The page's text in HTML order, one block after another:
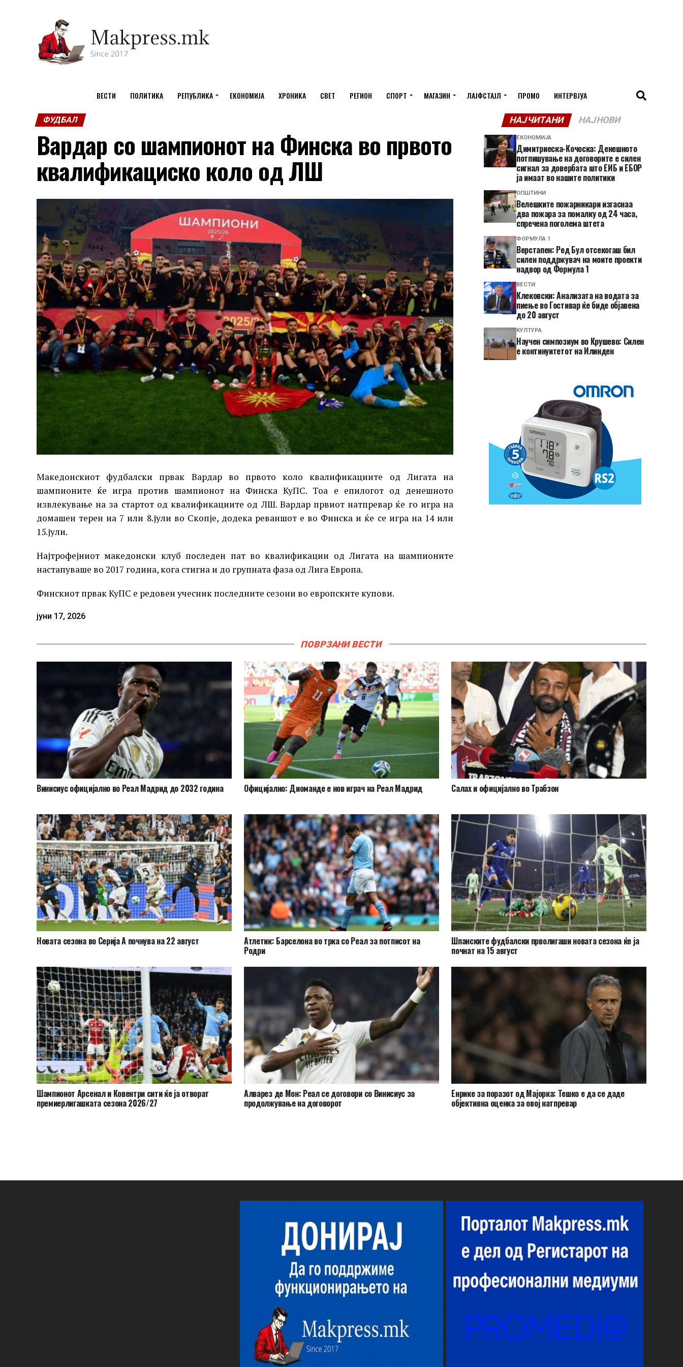
ВЕСТИ ПОЛИТИКА РЕПУБЛИКА ЕКОНОМИЈА ХРОНИКА СВЕТ РЕГИОН СПОРТ МАГАЗИН ЛАЈФСТАЈЛ ПРОМО ИНТЕРВЈУА
ФУДБАЛ
Вардар со шампионот на Финска во првото
квалификациско коло од ЛШ
Македонскиот фудбалски првак Вардар во првото коло квалификациите од Лигата на
шампионите ќе игра против шампионот на Финска КуПС. Тоа е епилогот од денешното
извлекување на за стартот од квалификациите од ЛШ. Вардар првиот натпревар ќе го игра на
домашен терен на 7 или 8.јули во Скопје, додека реваншот е во Финска и ќе се игра на 14 или
15.јули.
Најтрофејниот македонски клуб последен пат во квалификации од Лигата на шампионите
настапуваше во 2017 година, кога стигна и до групната фаза од Лига Европа.
Финскиот првак КуПС е редовен учесник последните сезони во европските купови.
јуни 17, 2026
НАЈЧИТАНИ НАЈНОВИ
ЕКОНОМИЈА
Димитриеска-Кочоска: Денешното
потпишување на договорите е силен
сигнал за довербата што ЕИБ и ЕБОР
ја имаат во нашите политики
ОПШТИНИ
Велешките пожарникари изгаснаа
два пожара за помалку од 24 часа,
спречена поголема штета
ФОРМУЛА 1
Верстапен: Ред Бул отсекогаш бил
силен поддржувач на моите проекти
надвор од Формула 1
ВЕСТИ
Клековски: Анализата на водата за
пиење во Гостивар ќе биде објавена
до 20 август
КУЛТУРА
Научен симпозиум во Крушево: Силен
е континуитетот на Илинден
ПОВРЗАНИ ВЕСТИ
Винисиус официјално во Реал Мадрид до 2032 година Официјално: Диоманде е нов играч на Реал Мадрид Салах и официјално во Трабзон
Новата сезона во Серија А почнува на 22 август Атлетик: Барселона во трка со Реал за потписот на
Родри
Шпанските фудбалски прволигаши новата сезона ќе ја
почнат на 15 август
Шампионот Арсенал и Ковентри сити ќе ја отворат
премиерлигашката сезона 2026/27
Алварез де Мон: Реал се договори со Винисиус за
продолжување на договорот
Енрике за поразот од Мајорка: Тешко е да се даде
објективна оценка за овој натпревар